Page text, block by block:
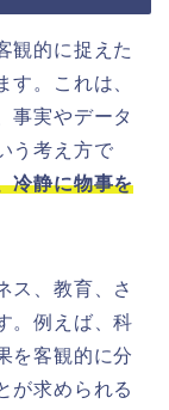
観的に捉えた
す。これは、
事実やデータ
う考え方で
冷静に物事を
ス、教育、さ
。例えば、科
を客観的に分
が求められる